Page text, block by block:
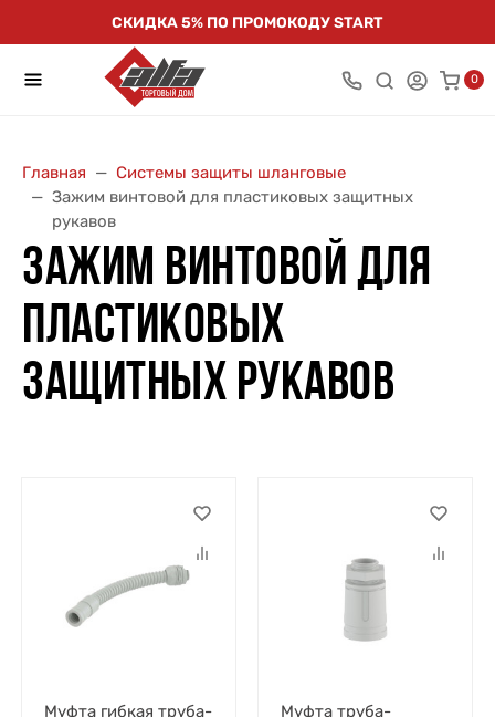
СКИДКА 5% ПО ПРОМОКОДУ START
0
Главная
Системы защиты шланговые
Зажим винтовой для пластиковых защитных
рукавов
ЗАЖИМ ВИНТОВОЙ ДЛЯ
ПЛАСТИКОВЫХ
ЗАЩИТНЫХ РУКАВОВ
Муфта гибкая труба-
Муфта труба-